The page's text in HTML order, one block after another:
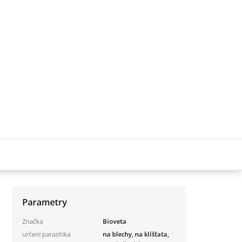
Parametry
Značka
Bioveta
určení parazitika
na blechy, na klíšťata,